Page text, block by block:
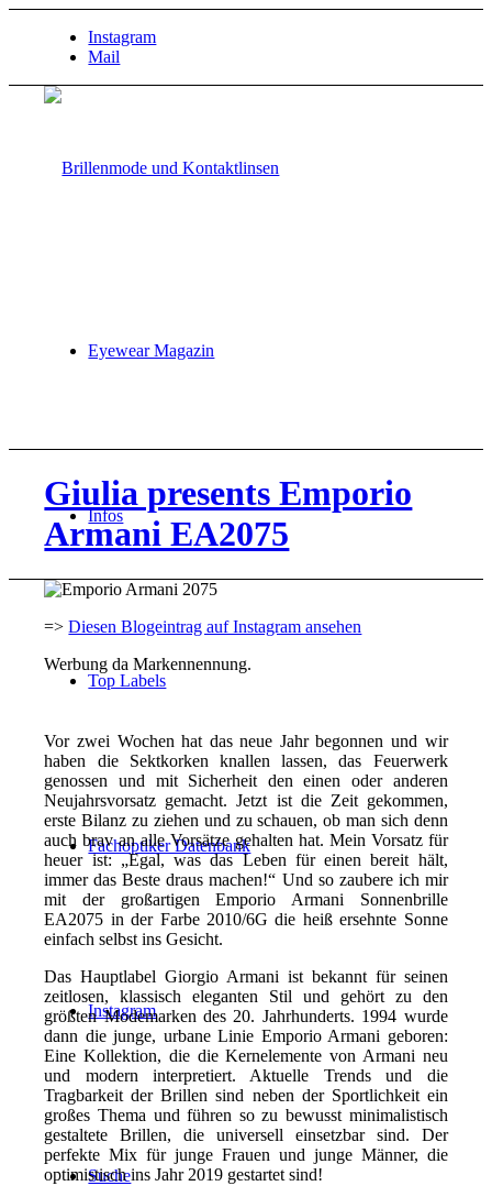
Instagram
Mail
Eyewear Magazin
Infos
Top Labels
Fachoptiker Datenbank
Instagram
Suche
Giulia presents Emporio
Armani EA2075
=>Diesen Blogeintrag auf Instagram ansehen
Werbung da Markennennung.
Vor zwei Wochen hat das neue Jahr begonnen und wir
haben die Sektkorken knallen lassen, das Feuerwerk
genossen und mit Sicherheit den einen oder anderen
Neujahrsvorsatz gemacht. Jetzt ist die Zeit gekommen,
erste Bilanz zu ziehen und zu schauen, ob man sich denn
auch brav an alle Vorsätze gehalten hat. Mein Vorsatz für
heuer ist: „Egal, was das Leben für einen bereit hält,
immer das Beste draus machen!“ Und so zaubere ich mir
mit der großartigen Emporio Armani Sonnenbrille
EA2075 in der Farbe 2010/6G die heiß ersehnte Sonne
einfach selbst ins Gesicht.
Das Hauptlabel Giorgio Armani ist bekannt für seinen
zeitlosen, klassisch eleganten Stil und gehört zu den
größten Modemarken des 20. Jahrhunderts. 1994 wurde
dann die junge, urbane Linie Emporio Armani geboren:
Eine Kollektion, die die Kernelemente von Armani neu
und modern interpretiert. Aktuelle Trends und die
Tragbarkeit der Brillen sind neben der Sportlichkeit ein
großes Thema und führen so zu bewusst minimalistisch
gestaltete Brillen, die universell einsetzbar sind. Der
perfekte Mix für junge Frauen und junge Männer, die
optimistisch ins Jahr 2019 gestartet sind!